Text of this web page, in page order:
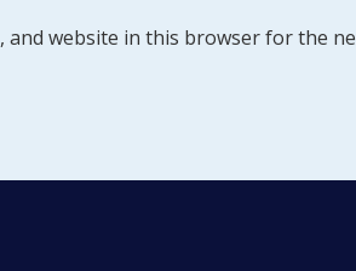
and website in this browser for the